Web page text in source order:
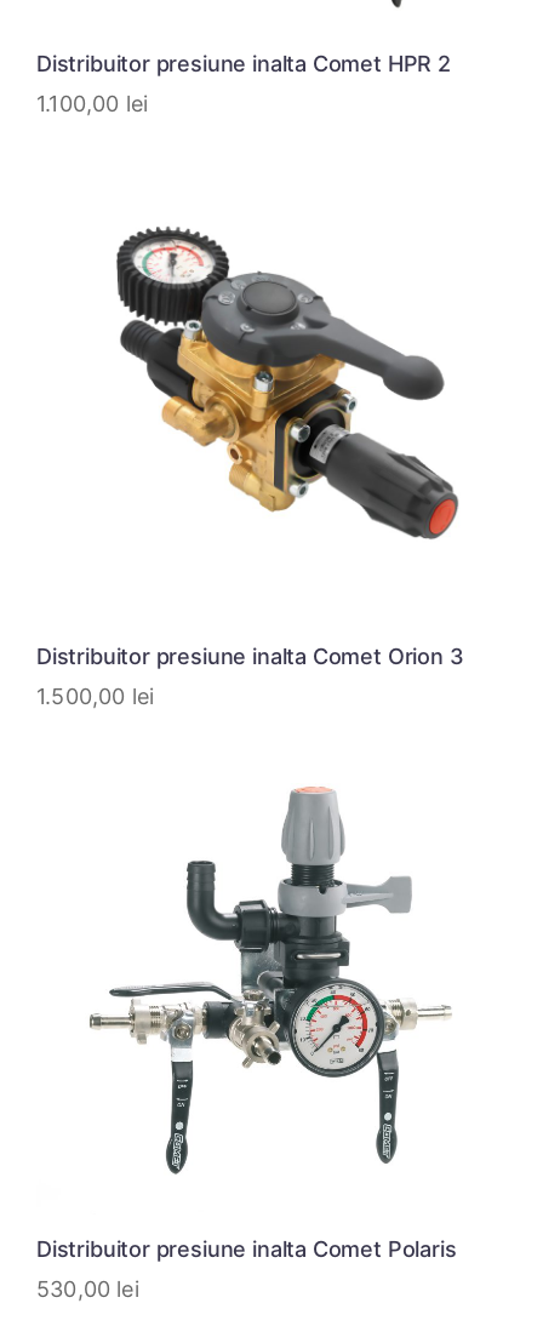
Distribuitor presiune inalta Comet HPR 2
1.100,00 lei
Distribuitor presiune inalta Comet Orion 3
1.500,00 lei
Distribuitor presiune inalta Comet Polaris
530,00 lei